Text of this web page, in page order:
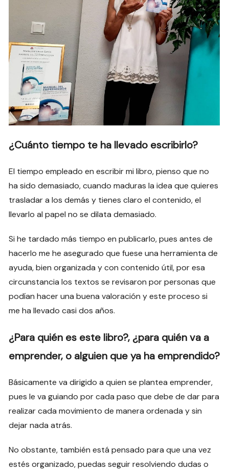
¿Cuánto tiempo te ha llevado escribirlo?
El tiempo empleado en escribir mi libro, pienso que no
ha sido demasiado, cuando maduras la idea que quieres
trasladar a los demás y tienes claro el contenido, el
llevarlo al papel no se dilata demasiado.
Si he tardado más tiempo en publicarlo, pues antes de
hacerlo me he asegurado que fuese una herramienta de
ayuda, bien organizada y con contenido útil, por esa
circunstancia los textos se revisaron por personas que
podían hacer una buena valoración y este proceso si
me ha llevado casi dos años.
¿Para quién es este libro?, ¿para quién va a
emprender, o alguien que ya ha emprendido?
Básicamente va dirigido a quien se plantea emprender,
pues le va guiando por cada paso que debe de dar para
realizar cada movimiento de manera ordenada y sin
dejar nada atrás.
No obstante, también está pensado para que una vez
estés organizado, puedas seguir resolviendo dudas o